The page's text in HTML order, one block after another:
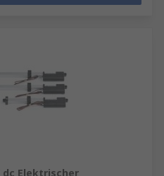
dc Elektrischer